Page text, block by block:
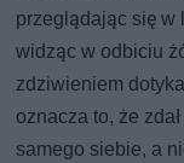
przeglądając się w
widząc w odbiciu
zdziwieniem
oznacza to, że
samego siebie, a